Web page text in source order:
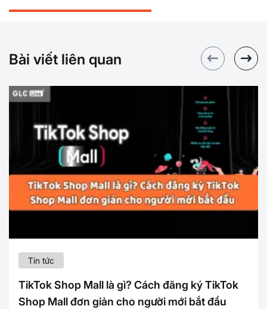
Bài viết liên quan
Tin tức
TikTok Shop Mall là gì? Cách đăng ký TikTok
Shop Mall đơn giản cho người mới bắt đầu